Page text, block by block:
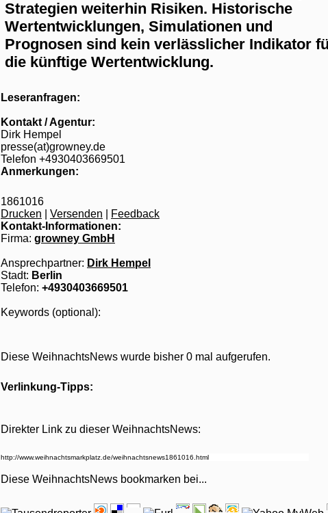
Strategien weiterhin Risiken. Historische
Wertentwicklungen, Simulationen und
Prognosen sind kein verlässlicher Indikator
die künftige Wertentwicklung.
Leseranfragen:
Kontakt / Agentur:
Dirk Hempel
presse(at)growney.de
Telefon +4930403669501
Anmerkungen:
1861016
Drucken
Versenden
Feedback
Kontakt-Informationen:
Firma: growney GmbH
Ansprechpartner: Dirk Hempel
Stadt: Berlin
Telefon: +4930403669501
Keywords (optional):
Diese WeihnachtsNews wurde bisher 0 mal aufgerufen.
Verlinkung-Tipps:
Direkter Link zu dieser WeihnachtsNews:
Diese WeihnachtsNews bookmarken bei...